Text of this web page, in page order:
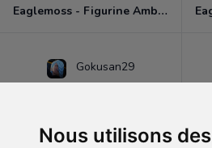
Nous utilisons des
Eaglemoss - Figurine Ambush Bug Punaise - DC Comics - Plomb
Gokusan29